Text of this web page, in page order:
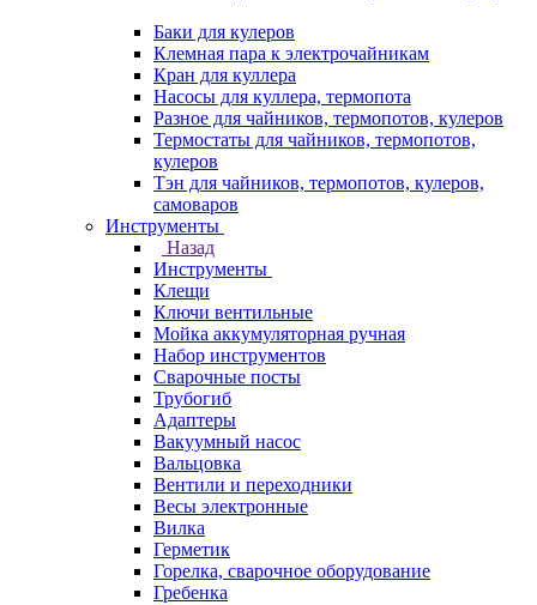
Баки для кулеров
Клемная пара к электрочайникам
Кран для куллера
Насосы для куллера, термопота
Разное для чайников, термопотов, кулеров
Термостаты для чайников, термопотов,
кулеров
Тэн для чайников, термопотов, кулеров,
самоваров
Инструменты
Назад
Инструменты
Клещи
Ключи вентильные
Мойка аккумуляторная ручная
Набор инструментов
Сварочные посты
Трубогиб
Aдаптеры
Вакуумный насос
Вальцовка
Вентили и переходники
Весы электронные
Вилка
Герметик
Горелка, сварочное оборудование
Гребенка